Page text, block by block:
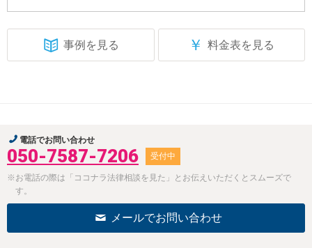
事例を見る ￥ 料金表を見る
電話でお問い合わせ
050-7587-7206 受付中
※お電話の際は「ココナラ法律相談を見た」とお伝えいただくとスムーズで
す。
メールでお問い合わせ